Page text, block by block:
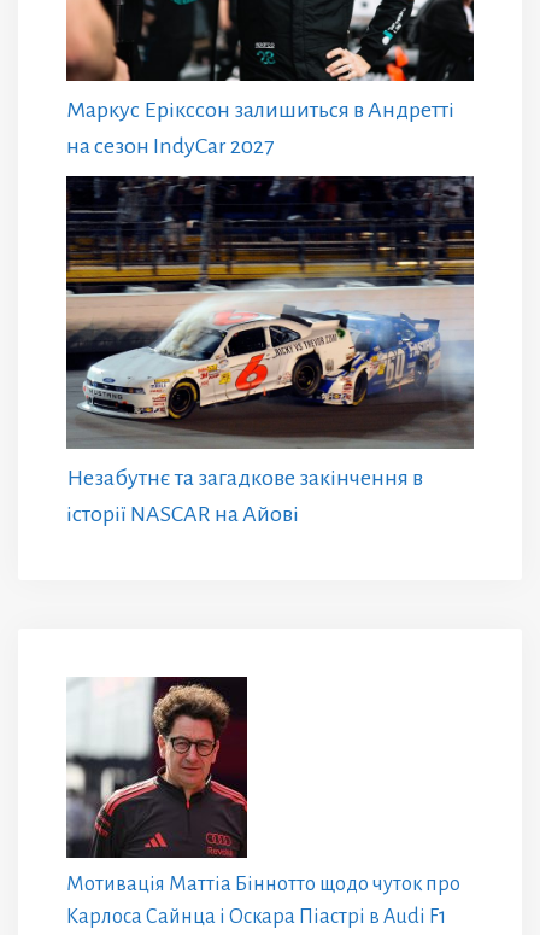
Маркус Ерікссон залишиться в Андретті
на сезон IndyCar 2027
Незабутнє та загадкове закінчення в
історії NASCAR на Айові
Мотивація Маттіа Біннотто щодо чуток про
Карлоса Сайнца і Оскара Піастрі в Audi F1